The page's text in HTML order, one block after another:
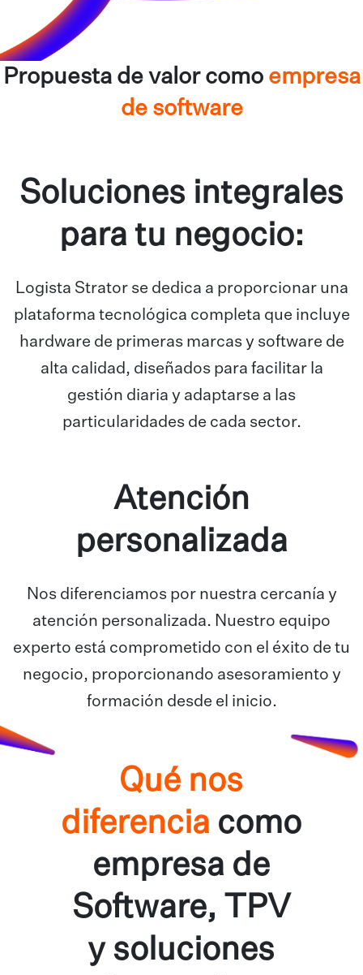
Propuesta de valor como empresa
de software
Soluciones integrales
para tu negocio:
Logista Strator se dedica a proporcionar una
plataforma tecnológica completa que incluye
hardware de primeras marcas y software de
alta calidad, diseñados para facilitar la
gestión diaria y adaptarse a las
particularidades de cada sector.
Atención
personalizada
Nos diferenciamos por nuestra cercanía y
atención personalizada. Nuestro equipo
experto está comprometido con el éxito de tu
negocio, proporcionando asesoramiento y
formación desde el inicio.
Qué nos
diferencia como
empresa de
Software, TPV
y soluciones